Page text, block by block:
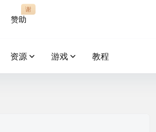
赞助
谢
资源 游戏 教程